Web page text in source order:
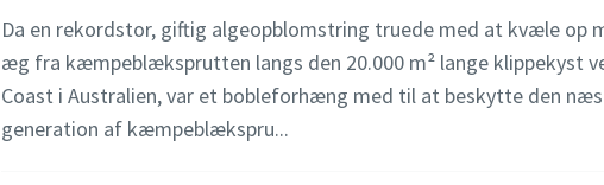
Da en rekordstor, giftig algeopblomstring truede med at kvæle op
æg fra kæmpeblæksprutten langs den 20.000 m² lange klippekyst
Coast i Australien, var et bobleforhæng med til at beskytte den
generation af kæmpeblækspru...